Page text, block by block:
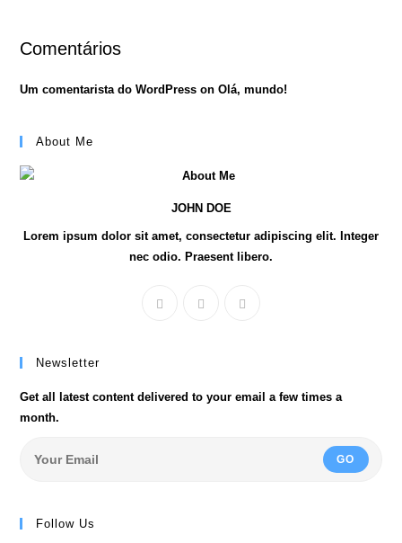
Comentários
Um comentarista do WordPress onOlá, mundo!
About Me
JOHN DOE
Lorem ipsum dolor sit amet, consectetur adipiscing elit. Integer
nec odio. Praesent libero.
Newsletter
Get all latest content delivered to your email a few times a
month.
GO
Follow Us